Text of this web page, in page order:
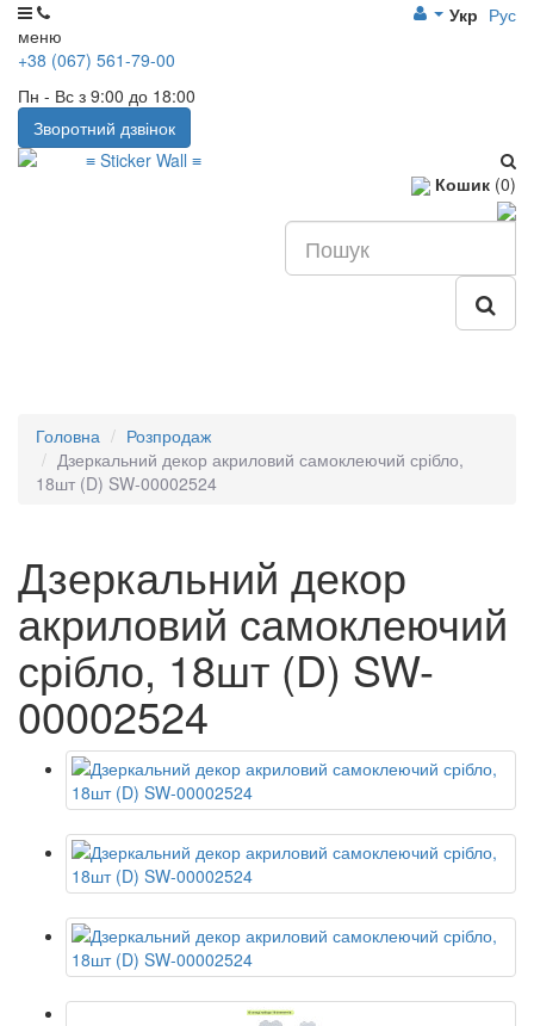
меню
Укр Рус
+38 (067) 561-79-00
Пн - Вс з 9:00 до 18:00
Зворотний дзвінок
Кошик (0)
Головна
Розпродаж
Дзеркальний декор акриловий самоклеючий срібло,
18шт (D) SW-00002524
Дзеркальний декор
акриловий самоклеючий
срібло, 18шт (D) SW-
00002524